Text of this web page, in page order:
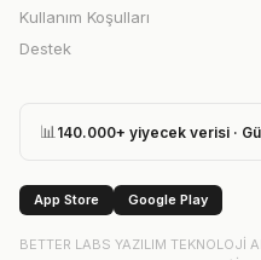
Kullanım Koşulları
Destek
📊 140.000+ yiyecek verisi ·
App Store Google Play
BETTER LABS YAZILIM TEKNOLOJİ